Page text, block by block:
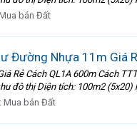
bán Đất
Đường Nhựa 11m Giá
Rẻ Cách QL1A 600m Cách
đô thị Diện tích: 100m2 (5x20)
Mua bán Đất